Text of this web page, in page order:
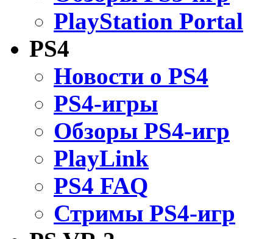
PlayStation Portal
PS4
Новости о PS4
PS4-игры
Обзоры PS4-игр
PlayLink
PS4 FAQ
Стримы PS4-игр